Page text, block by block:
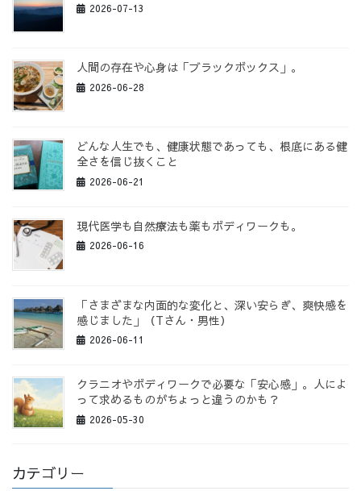
2026-07-13
人間の存在や心身は「ブラックボックス」。
2026-06-28
どんな人生でも、健康状態であっても、根底にある健
全さを信じ抜くこと
2026-06-21
現代医学も自然療法も薬もボディワークも。
2026-06-16
「さまざまな内面的な変化と、深い安らぎ、爽快感を
感じました」（Tさん・男性）
2026-06-11
クラニオやボディワークで必要な「安心感」。人によ
って求めるものがちょっと違うのかも？
2026-05-30
カテゴリー